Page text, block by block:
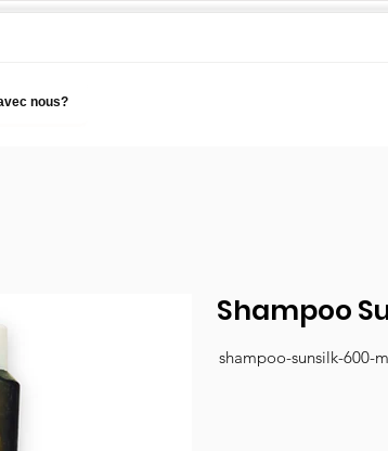
nous?
Shampoo
shampoo-sunsilk-600-